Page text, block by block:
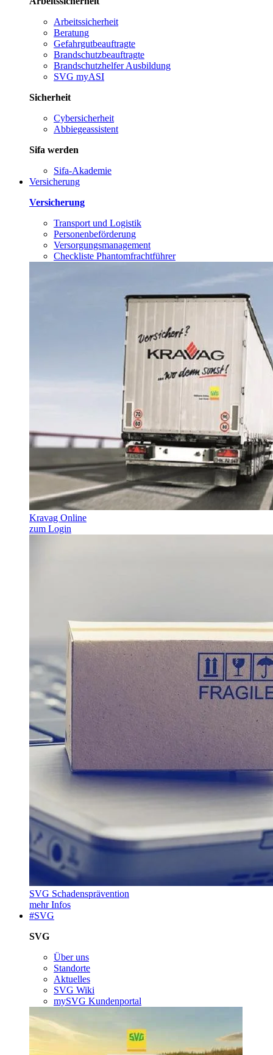
Arbeitssicherheit
Beratung
Gefahrgutbeauftragte
Brandschutzbeauftragte
Brandschutzhelfer Ausbildung
SVG myASI
Sicherheit
Cybersicherheit
Abbiegeassistent
Sifa werden
Sifa-Akademie
Versicherung
Versicherung
Transport und Logistik
Personenbeförderung
Versorgungsmanagement
Checkliste Phantomfrachtführer
Kravag Online
zum Login
SVG Schadensprävention
mehr Infos
#SVG
SVG
Über uns
Standorte
Aktuelles
SVG Wiki
mySVG Kundenportal